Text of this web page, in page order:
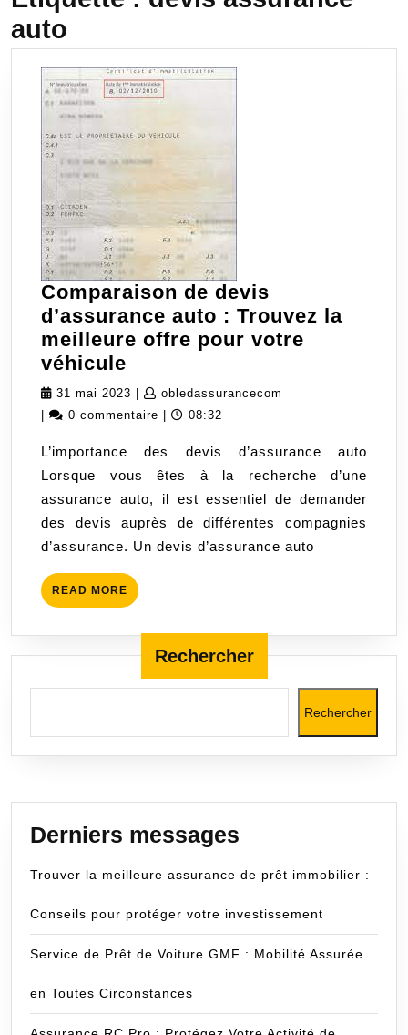
auto
Comparaison de devis
d’assurance auto : Trouvez la
meilleure offre pour votre
véhicule
de
devis
auto
:
Trouvez
la
meilleure
offre
pour
véhicule
31 mai 2023 31
mai
obledassurancecom
0 commentaire 08:32
L’importance des devis d’assurance auto
Lorsque vous êtes à la recherche d’une
assurance auto, il est essentiel de demander
des devis auprès de différentes compagnies
d’assurance. Un devis d’assurance auto
READ MORE READ
MORE
Rechercher
Rechercher
Derniers messages
Trouver la meilleure assurance de prêt immobilier :
Conseils pour protéger votre investissement
Service de Prêt de Voiture GMF : Mobilité Assurée
en Toutes Circonstances